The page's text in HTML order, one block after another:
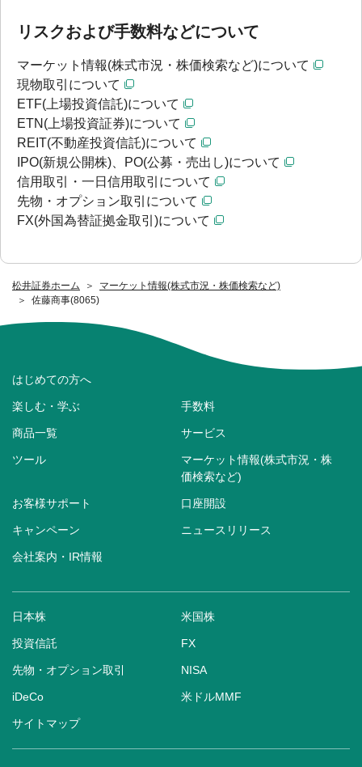
松井証券ホーム
マーケット情報(株式市況・株価検索など)
佐藤商事(8065)
リスクおよび手数料などについて
マーケット情報(株式市況・株価検索など)について
現物取引について
ETF(上場投資信託)について
ETN(上場投資証券)について
REIT(不動産投資信託)について
IPO(新規公開株)、PO(公募・売出し)について
信用取引・一日信用取引について
先物・オプション取引について
FX(外国為替証拠金取引)について
はじめての方へ
楽しむ・学ぶ 手数料
商品一覧 サービス
ツール
マーケット情報(株式市況・株
価検索など)
お客様サポート 口座開設
キャンペーン ニュースリリース
会社案内・IR情報
日本株 米国株
投資信託 FX
先物・オプション取引 NISA
iDeCo 米ドルMMF
サイトマップ